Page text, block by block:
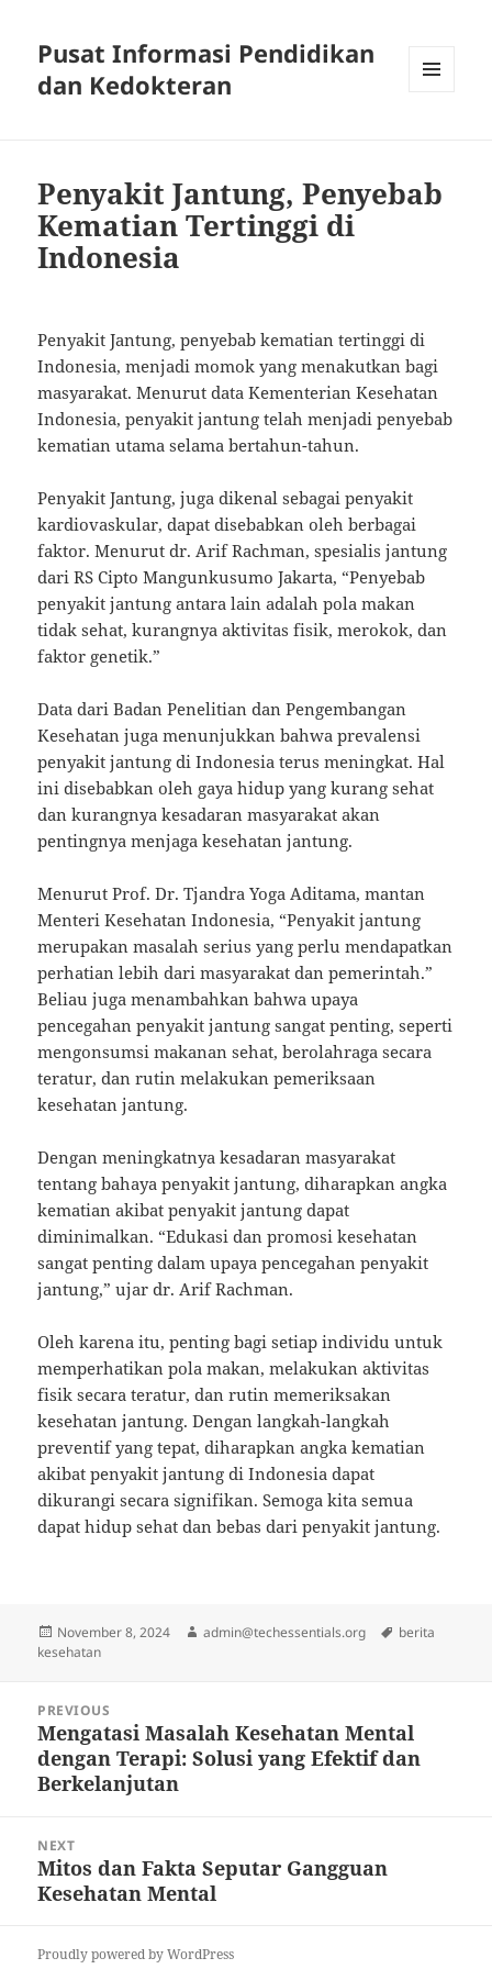
Pusat Informasi Pendidikan
dan Kedokteran
Penyakit Jantung, Penyebab
Kematian Tertinggi di
Indonesia
Penyakit Jantung, penyebab kematian tertinggi di
Indonesia, menjadi momok yang menakutkan bagi
masyarakat. Menurut data Kementerian Kesehatan
Indonesia, penyakit jantung telah menjadi penyebab
kematian utama selama bertahun-tahun.
Penyakit Jantung, juga dikenal sebagai penyakit
kardiovaskular, dapat disebabkan oleh berbagai
faktor. Menurut dr. Arif Rachman, spesialis jantung
dari RS Cipto Mangunkusumo Jakarta, “Penyebab
penyakit jantung antara lain adalah pola makan
tidak sehat, kurangnya aktivitas fisik, merokok, dan
faktor genetik.”
Data dari Badan Penelitian dan Pengembangan
Kesehatan juga menunjukkan bahwa prevalensi
penyakit jantung di Indonesia terus meningkat. Hal
ini disebabkan oleh gaya hidup yang kurang sehat
dan kurangnya kesadaran masyarakat akan
pentingnya menjaga kesehatan jantung.
Menurut Prof. Dr. Tjandra Yoga Aditama, mantan
Menteri Kesehatan Indonesia, “Penyakit jantung
merupakan masalah serius yang perlu mendapatkan
perhatian lebih dari masyarakat dan pemerintah.”
Beliau juga menambahkan bahwa upaya
pencegahan penyakit jantung sangat penting, seperti
mengonsumsi makanan sehat, berolahraga secara
teratur, dan rutin melakukan pemeriksaan
kesehatan jantung.
Dengan meningkatnya kesadaran masyarakat
tentang bahaya penyakit jantung, diharapkan angka
kematian akibat penyakit jantung dapat
diminimalkan. “Edukasi dan promosi kesehatan
sangat penting dalam upaya pencegahan penyakit
jantung,” ujar dr. Arif Rachman.
Oleh karena itu, penting bagi setiap individu untuk
memperhatikan pola makan, melakukan aktivitas
fisik secara teratur, dan rutin memeriksakan
kesehatan jantung. Dengan langkah-langkah
preventif yang tepat, diharapkan angka kematian
akibat penyakit jantung di Indonesia dapat
dikurangi secara signifikan. Semoga kita semua
dapat hidup sehat dan bebas dari penyakit jantung.
Posted
on
November 8, 2024 Author
admin@techessentials.org Tags
berita
kesehatan
navigation
PREVIOUS
Previous
post:
Mengatasi Masalah Kesehatan Mental
dengan Terapi: Solusi yang Efektif dan
Berkelanjutan
NEXT
Next
post:
Mitos dan Fakta Seputar Gangguan
Kesehatan Mental
Proudly powered by WordPress